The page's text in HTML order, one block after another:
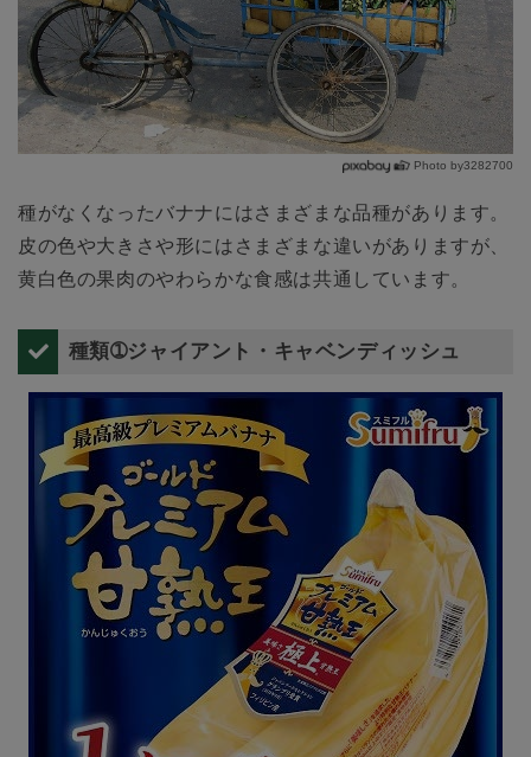
Photo by3282700
種がなくなったバナナにはさまざまな品種があります。
皮の色や大きさや形にはさまざまな違いがありますが、
黄白色の果肉のやわらかな食感は共通しています。
種類➀ジャイアント・キャベンディッシュ